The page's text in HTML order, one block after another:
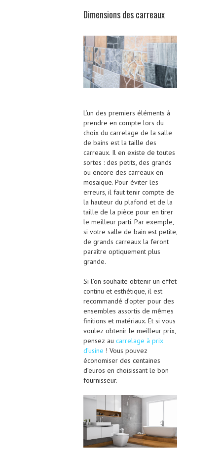
Dimensions des carreaux
L’un des premiers éléments à
prendre en compte lors du
choix du carrelage de la salle
de bains est la taille des
carreaux. Il en existe de toutes
sortes : des petits, des grands
ou encore des carreaux en
mosaïque. Pour éviter les
erreurs, il faut tenir compte de
la hauteur du plafond et de la
taille de la pièce pour en tirer
le meilleur parti. Par exemple,
si votre salle de bain est petite,
de grands carreaux la feront
paraître optiquement plus
grande.
Si l’on souhaite obtenir un effet
continu et esthétique, il est
recommandé d’opter pour des
ensembles assortis de mêmes
finitions et matériaux. Et si vous
voulez obtenir le meilleur prix,
pensez au carrelage à prix
d’usine ! Vous pouvez
économiser des centaines
d’euros en choisissant le bon
fournisseur.